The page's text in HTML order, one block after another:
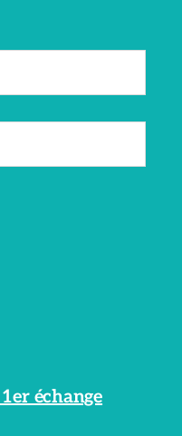
échange